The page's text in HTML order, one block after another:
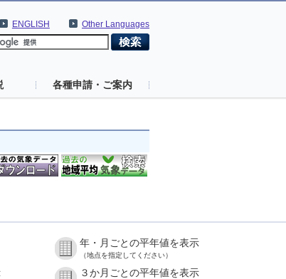
Other Languages
ENGLISH
各種申請・ご案内
年・月ごとの平年値を表示
（地点を指定してください）
３か月ごとの平年値を表示